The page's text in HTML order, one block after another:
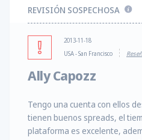
REVISIÓN SOSPECHOSA
2013-11-18
USA - San Francisco
Ally Capozz
Tengo una cuenta con ellos
tienen buenos spreads, el
plataforma es excelente,